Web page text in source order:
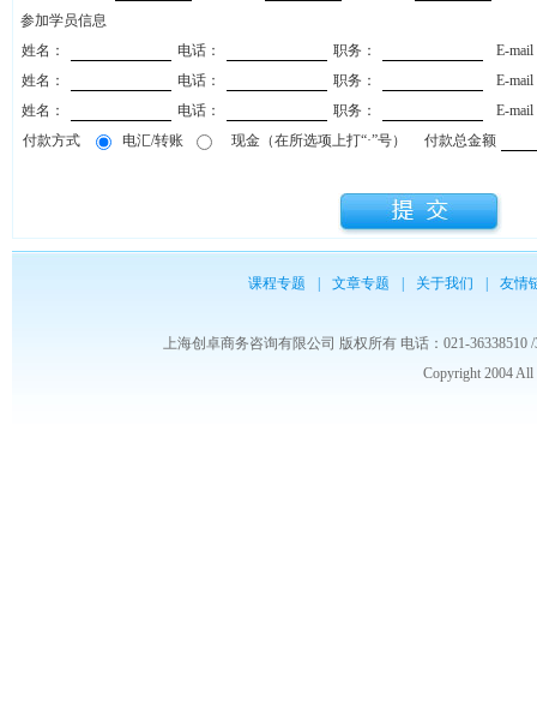
参加学员信息
姓名：
电话： 职务：
E-mail
姓名：
电话： 职务：
E-mail
姓名：
电话： 职务：
E-mail
付款方式
电汇/转账 现金（在所选项上打“·”号） 付款总金额
课程专题 文章专题 关于我们 友情
上海创卓商务咨询有限公司 版权所有 电话：021-36338510 /
Copyright 2004 All